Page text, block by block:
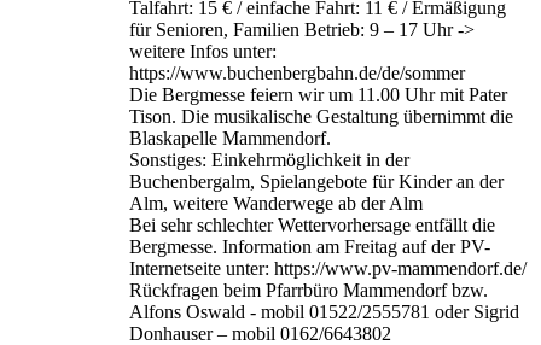
Talfahrt: 15 € / einfache Fahrt: 11 € / Ermäßigung
für Senioren, Familien Betrieb: 9 – 17 Uhr ->
weitere Infos unter:
https://www.buchenbergbahn.de/de/sommer
Die Bergmesse feiern wir um 11.00 Uhr mit Pater
Tison. Die musikalische Gestaltung übernimmt die
Blaskapelle Mammendorf.
Sonstiges: Einkehrmöglichkeit in der
Buchenbergalm, Spielangebote für Kinder an der
Alm, weitere Wanderwege ab der Alm
Bei sehr schlechter Wettervorhersage entfällt die
Bergmesse. Information am Freitag auf der PV-
Internetseite unter: https://www.pv-mammendorf.de/
Rückfragen beim Pfarrbüro Mammendorf bzw.
Alfons Oswald - mobil 01522/2555781 oder Sigrid
Donhauser – mobil 0162/6643802